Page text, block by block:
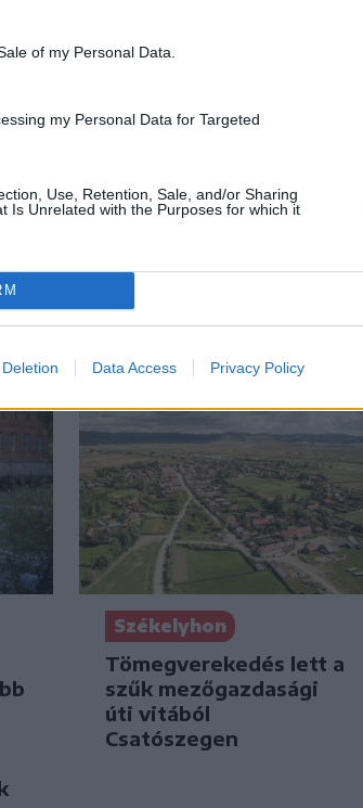
of my Personal Data.
my Personal Data for Targeted
Use, Retention, Sale, and/or Sharing
Is Unrelated with the Purposes for which it
Data Access Privacy Policy
Székelyhon
Tömegverekedés lett a
szűk mezőgazdasági
úti vitából
Csatószegen